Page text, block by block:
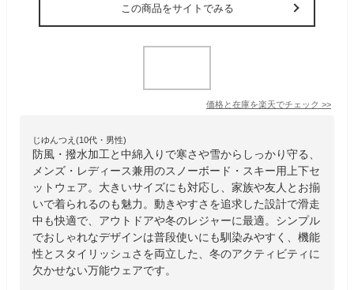
この商品をサイトでみる
価格と在庫を楽天でチェック >>
じゆんつえ(10代・男性)
防風・撥水加工と中綿入りで寒さや雪からしっかり守る、
メンズ・レディース兼用のスノーボード・スキー用上下セ
ットウェア。大きいサイズにも対応し、家族や友人とお揃
いで着られるのも魅力。動きやすさを追求した設計で滑走
中も快適で、アウトドアや冬のレジャーに最適。シンプル
でおしゃれなデザインは普段使いにも馴染みやすく、機能
性とスタイリッシュさを両立した、冬のアクティビティに
欠かせない万能ウェアです。